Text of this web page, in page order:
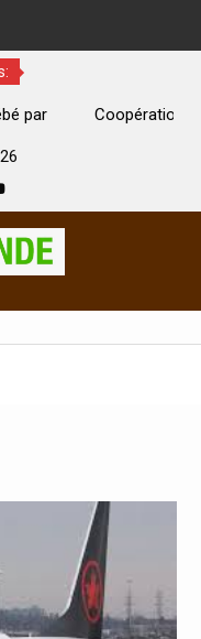
Le ministre Indien